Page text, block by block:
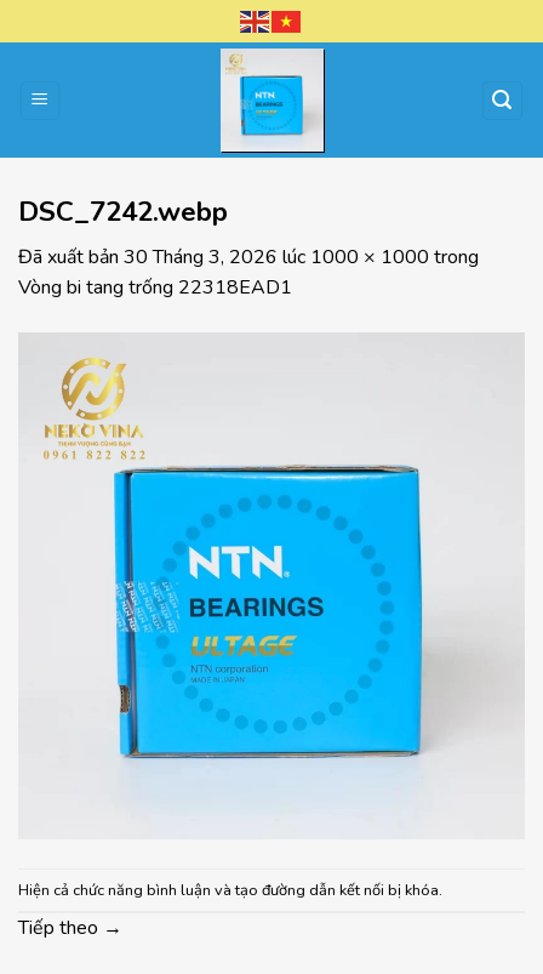
đến
dung
DSC_7242.webp
Đã xuất bản 30 Tháng 3, 2026 lúc 1000 × 1000 trong
Vòng bi tang trống 22318EAD1
Hiện cả chức năng bình luận và tạo đường dẫn kết nối bị khóa.
Tiếp theo →